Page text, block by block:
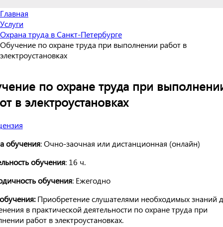
Главная
Услуги
Охрана труда в Санкт-Петербурге
Обучение по охране труда при выполнении работ в
электроустановках
по охране труда при
в электроустановках
обучения: Очно-заочная или дистанционная (онлайн)
обучения: 16 ч.
обучения: Ежегодно
Приобретение слушателями необходимых знаний
в практической деятельности по охране труда при
работ в электроустановках.